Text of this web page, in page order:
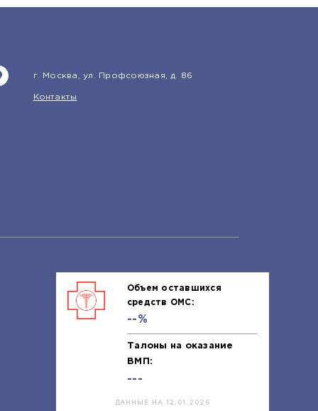
г. Москва, ул. Профсоюзная, д. 86
Контакты
Объем оставшихся
средств ОМС:
--%
Талоны на оказание
ВМП:
---
ДАННЫЕ НА 12.01.2026